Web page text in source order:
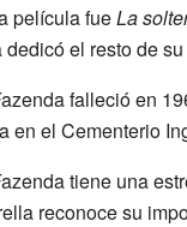
película fueLa
dedicó el resto de
falleció en
en el Cementerio
tiene una
reconoce su